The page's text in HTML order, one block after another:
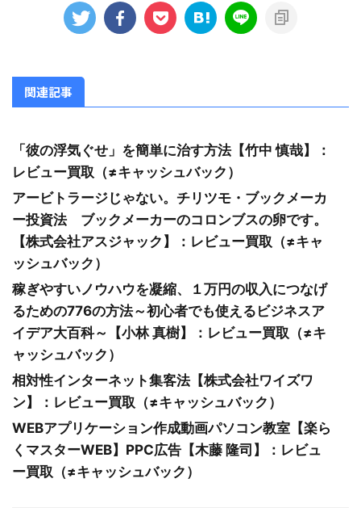
関連記事
「彼の浮気ぐせ」を簡単に治す方法【竹中 慎哉】：
レビュー買取（≠キャッシュバック）
アービトラージじゃない。チリツモ・ブックメーカ
ー投資法 ブックメーカーのコロンブスの卵です。
【株式会社アスジャック】：レビュー買取（≠キャ
ッシュバック）
稼ぎやすいノウハウを凝縮、１万円の収入につなげ
るための776の方法～初心者でも使えるビジネスア
イデア大百科～【小林 真樹】：レビュー買取（≠キ
ャッシュバック）
相対性インターネット集客法【株式会社ワイズワ
ン】：レビュー買取（≠キャッシュバック）
WEBアプリケーション作成動画パソコン教室【楽ら
くマスターWEB】PPC広告【木藤 隆司】：レビュ
ー買取（≠キャッシュバック）